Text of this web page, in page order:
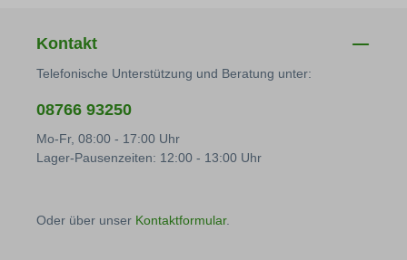
Kontakt
Telefonische Unterstützung und Beratung unter:
08766 93250
Mo-Fr, 08:00 - 17:00 Uhr
Lager-Pausenzeiten: 12:00 - 13:00 Uhr
Oder über unser Kontaktformular.